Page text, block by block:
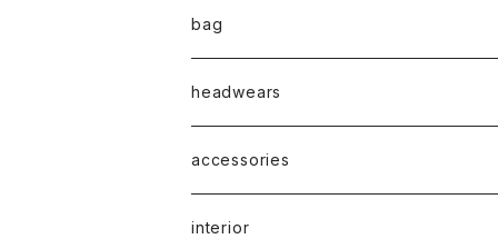
bag
headwears
accessories
interior